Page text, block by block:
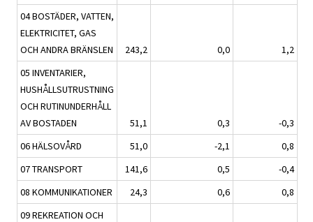
04 BOSTÄDER, VATTEN,
ELEKTRICITET, GAS
OCH ANDRA BRÄNSLEN
243,2 0,0
1,2
05 INVENTARIER,
HUSHÅLLSUTRUSTNING
OCH RUTINUNDERHÅLL
AV BOSTADEN
51,1 0,3
-0,3
06 HÄLSOVÅRD
51,0 -2,1
0,8
07 TRANSPORT
141,6 0,5
-0,4
08 KOMMUNIKATIONER
24,3 0,6
0,8
09 REKREATION OCH